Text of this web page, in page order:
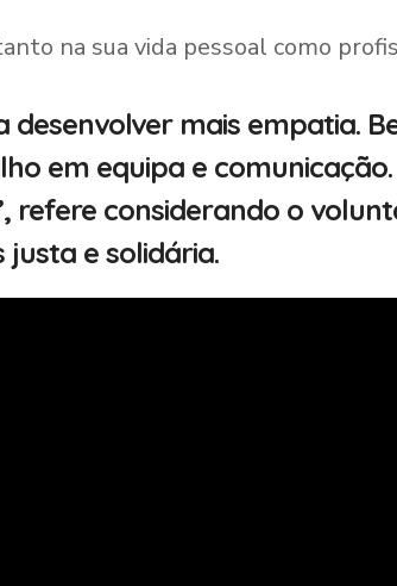
na sua vida pessoal como
mais empatia.
em equipa e
refere considerando o
e solidária.